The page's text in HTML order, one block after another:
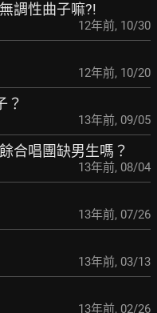
調性曲子嘛?!
12年前, 10/30
12年前, 10/20
？
13年前, 09/05
合唱團缺男生嗎？
13年前, 08/04
13年前, 07/26
13年前, 03/13
13年前, 02/26